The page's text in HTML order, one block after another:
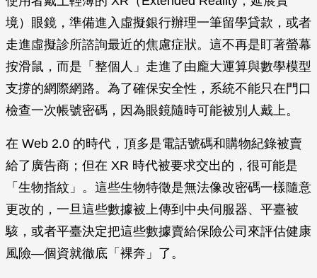
境）眼鏡，準備進入虛擬銀行辦理一筆留學貸款，或者
走進虛擬診所諮詢最近的焦慮症狀。這不再是盯著螢幕
按滑鼠，而是「整個人」走進了由龐大運算與數學模型
支撐的網際網路。為了確保安全性，系統不能只在門口
檢查一次帳號密碼，因為眼鏡隨時可能被別人戴上。
在 Web 2.0 的時代，頂多是電話號碼和購物紀錄被賣
給了廣告商；但在 XR 時代被要求交出的，很可能是
「生物指紋」。這些生物特徵是無法像改密碼一樣隨意
更改的，一旦這些數據被上傳到中央伺服器、平臺被
駭，或者平臺決定把這些數據賣給保險公司來評估健康
風險—個資就徹底「裸奔」了。